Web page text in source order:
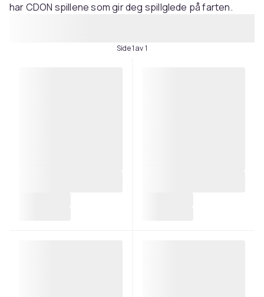
har CDON spillene som gir deg spillglede på farten.
Side 1 av 1